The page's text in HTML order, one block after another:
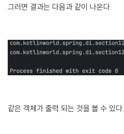
그러면 결과는 다음과 같이 나온다.
같은 객체가 출력 되는 것을 볼 수 있다.